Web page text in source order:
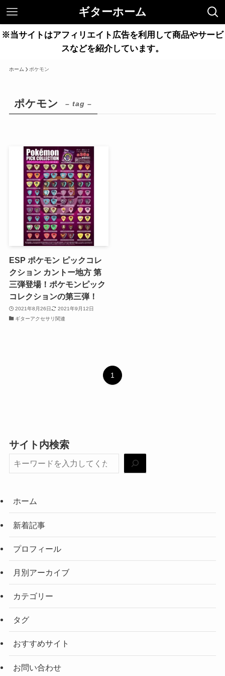
ギターホーム
※当サイトはアフィリエイト広告を利用して商品やサービ
スなどを紹介しています。
ホーム ポケモン
ポケモン – tag –
ESP ポケモン ピックコレ
クション カントー地方 第
三弾登場！ポケモンピック
コレクションの第三弾！
2021年8月26日
2021年9月12日
ギターアクセサリ関連
1
サイト内検索
ホーム
新着記事
プロフィール
月別アーカイブ
カテゴリー
タグ
おすすめサイト
お問い合わせ